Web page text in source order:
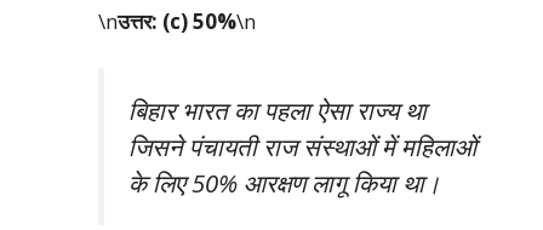
\nउत्तर: (c) 50%\n
बिहार भारत का पहला ऐसा राज्य था
जिसने पंचायती राज संस्थाओं में महिलाओं
के लिए 50% आरक्षण लागू किया था।